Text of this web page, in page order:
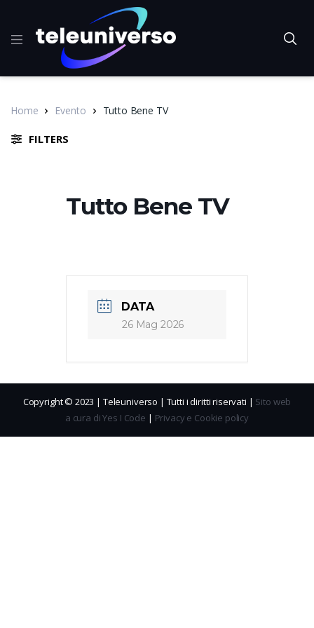
Home Evento Tutto Bene TV
FILTERS
Tutto Bene TV
DATA
26 Mag 2026
Copyright © 2023 | Teleuniverso | Tutti i diritti riservati | Sito web
a cura di Yes I Code | Privacy e Cookie policy